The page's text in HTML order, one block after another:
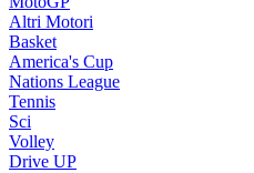
Altri Motori
Basket
America's Cup
Nations League
Tennis
Sci
Volley
Drive UP